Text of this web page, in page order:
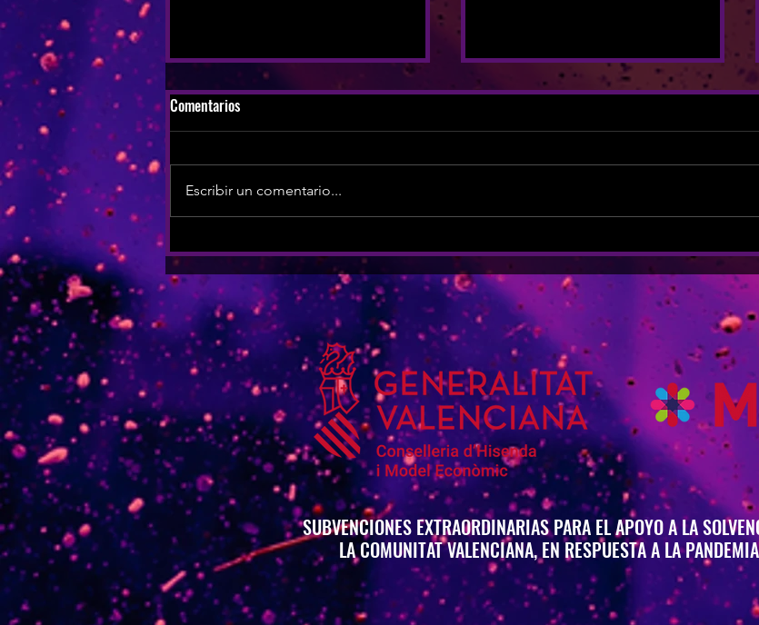
ORQUESTA GRAVITY EN ABRIL
FALLAS 2026
Comentarios
Escribir un comentario...
SUBVENCIONES EXTRAORDINARIAS PARA EL APOYO A LA
LA COMUNITAT VALENCIANA, EN RESPUESTA A LA